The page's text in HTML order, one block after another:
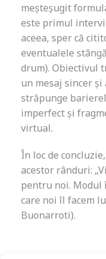
meșteșugit
este primul
aceea, sper că
eventualele
drum). Obiectivul
un mesaj sincer
străpunge
imperfect și
virtual.
În loc de
acestor rânduri:
pentru noi. Modul
care noi îl facem
Buonarroti).